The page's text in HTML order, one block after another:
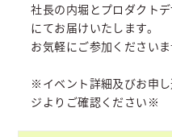
社長の内堀とプロダクト
にてお届けいたします。
お気軽にご参加くださいま
※イベント詳細及びお申
ジよりご確認ください※